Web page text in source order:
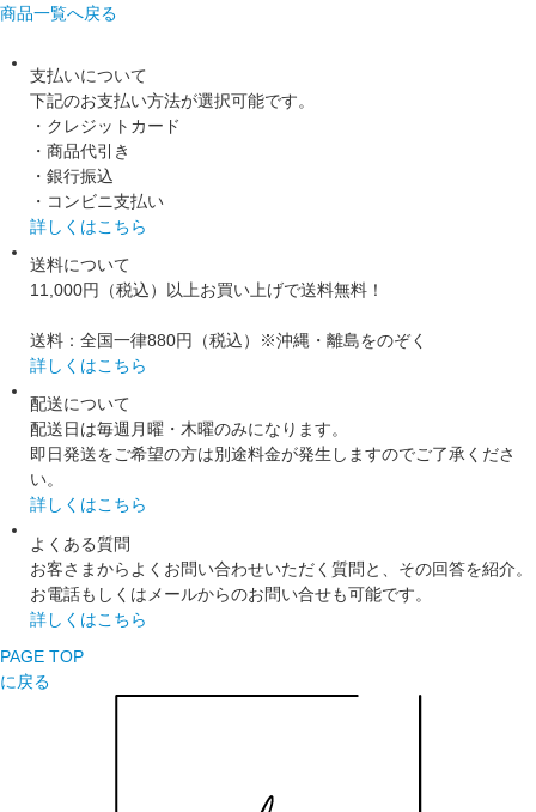
商品一覧へ戻る
支払いについて
下記のお支払い方法が選択可能です。
・クレジットカード
・商品代引き
・銀行振込
・コンビニ支払い
詳しくはこちら
送料について
11,000円（税込）以上お買い上げで送料無料！
送料：全国一律880円（税込）※沖縄・離島をのぞく
詳しくはこちら
配送について
配送日は毎週月曜・木曜のみになります。
即日発送をご希望の方は別途料金が発生しますのでご了承くださ
い。
詳しくはこちら
よくある質問
お客さまからよくお問い合わせいただく質問と、その回答を紹介。
お電話もしくはメールからのお問い合せも可能です。
詳しくはこちら
PAGE TOP
に戻る